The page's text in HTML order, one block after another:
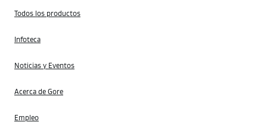
Todos los productos
Infoteca
Noticias y Eventos
Acerca de Gore
Empleo